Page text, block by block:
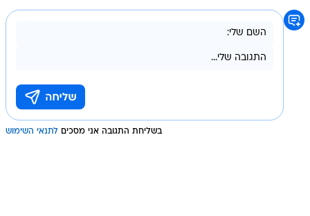
בשליחת התגובה אני מסכים לתנאי השימוש